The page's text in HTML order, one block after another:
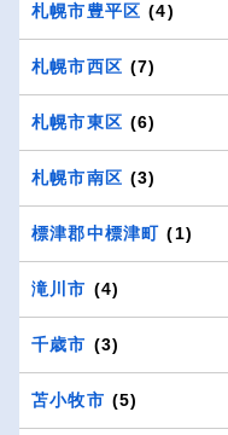
札幌市豊平区 (4)
札幌市西区 (7)
札幌市東区 (6)
札幌市南区 (3)
標津郡中標津町 (1)
滝川市 (4)
千歳市 (3)
苫小牧市 (5)